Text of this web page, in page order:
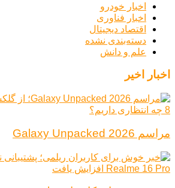
اخبار خودرو
اخبار فناوری
اقتصاد دیجیتال
دسته‌بندی نشده
علم و دانش
اخبار اخیر
مراسم Galaxy Unpacked 2026